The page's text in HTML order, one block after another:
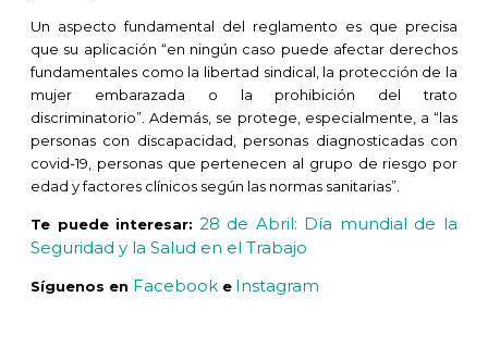
Un aspecto fundamental del reglamento es que precisa
que su aplicación “en ningún caso puede afectar derechos
fundamentales como la libertad sindical, la protección de la
mujer embarazada o la prohibición del trato
discriminatorio”. Además, se protege, especialmente, a “las
personas con discapacidad, personas diagnosticadas con
covid-19, personas que pertenecen al grupo de riesgo por
edad y factores clínicos según las normas sanitarias”.
Te puede interesar: 28 de Abril: Día mundial de la
Seguridad y la Salud en el Trabajo
Síguenos en Facebook e Instagram